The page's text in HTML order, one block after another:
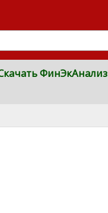
ФинЭкАнализ